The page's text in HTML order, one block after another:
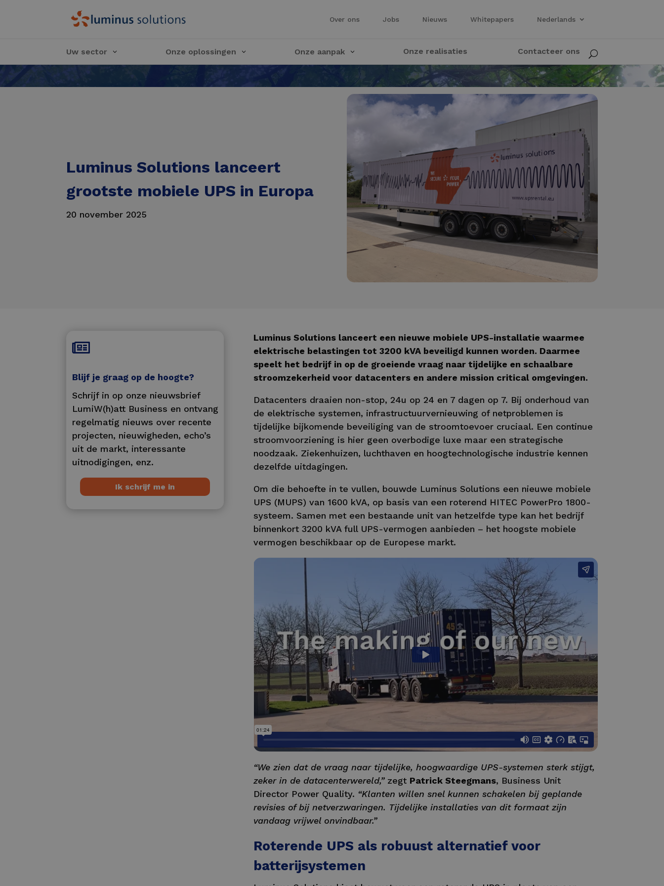
Over ons Jobs Nieuws Whitepapers Nederlands
Uw sector Onze oplossingen Onze aanpak Onze realisaties Contacteer ons U
Luminus Solutions lanceert
grootste mobiele UPS in Europa
20 november 2025

Blijf je graag op de hoogte?
Schrijf in op onze nieuwsbrief
LumiW(h)att Business en ontvang
regelmatig nieuws over recente
projecten, nieuwigheden, echo’s
uit de markt, interessante
uitnodigingen, enz.
Ik schrijf me in
Luminus Solutions lanceert een nieuwe mobiele UPS-installatie waarmee
elektrische belastingen tot 3200 kVA beveiligd kunnen worden. Daarmee
speelt het bedrijf in op de groeiende vraag naar tijdelijke en schaalbare
stroomzekerheid voor datacenters en andere mission critical omgevingen.
Datacenters draaien non-stop, 24u op 24 en 7 dagen op 7. Bij onderhoud van
de elektrische systemen, infrastructuurvernieuwing of netproblemen is
tijdelijke bijkomende beveiliging van de stroomtoevoer cruciaal. Een continue
stroomvoorziening is hier geen overbodige luxe maar een strategische
noodzaak. Ziekenhuizen, luchthaven en hoogtechnologische industrie kennen
dezelfde uitdagingen.
Om die behoefte in te vullen, bouwde Luminus Solutions een nieuwe mobiele
UPS (MUPS) van 1600 kVA, op basis van een roterend HITEC PowerPro 1800-
systeem. Samen met een bestaande unit van hetzelfde type kan het bedrijf
binnenkort 3200 kVA full UPS-vermogen aanbieden – het hoogste mobiele
vermogen beschikbaar op de Europese markt.
“We zien dat de vraag naar tijdelijke, hoogwaardige UPS-systemen sterk stijgt,
zeker in de datacenterwereld,”zegt Patrick Steegmans, Business Unit
Director Power Quality. “Klanten willen snel kunnen schakelen bij geplande
revisies of bij netverzwaringen. Tijdelijke installaties van dit formaat zijn
vandaag vrijwel onvindbaar.”
Roterende UPS als robuust alternatief voor
batterijsystemen